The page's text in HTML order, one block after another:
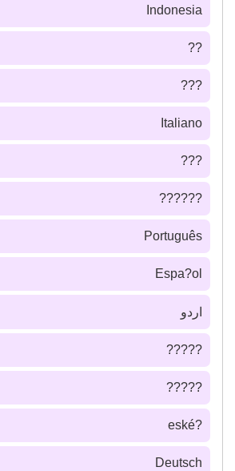
Indonesia
??
???
Italiano
???
??????
Português
Espa?ol
اردو
?????
?????
?eské
Deutsch